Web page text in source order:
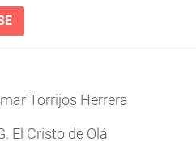
Torrijos Herrera
El Cristo de Olá